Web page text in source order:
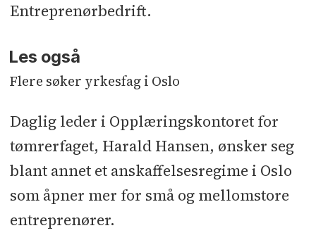
Entreprenørbedrift.
Les også
Flere søker yrkesfag i Oslo
Daglig leder i Opplæringskontoret for
tømrerfaget, Harald Hansen, ønsker seg
blant annet et anskaffelsesregime i Oslo
som åpner mer for små og mellomstore
entreprenører.